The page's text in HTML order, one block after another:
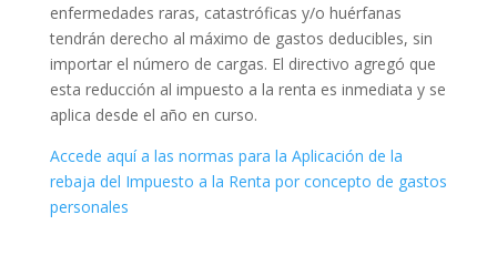
enfermedades raras, catastróficas y/o huérfanas
tendrán derecho al máximo de gastos deducibles, sin
importar el número de cargas. El directivo agregó que
esta reducción al impuesto a la renta es inmediata y se
aplica desde el año en curso.
Accede aquí a las normas para la Aplicación de la
rebaja del Impuesto a la Renta por concepto de gastos
personales